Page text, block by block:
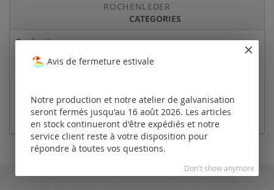
ROCHENLEDER
CATEGORIES
Production
Produits
Le Salon
Showroom
Avis de fermeture estivale
Notre production et notre atelier de galvanisation
seront fermés jusqu'au 16 août 2026. Les articles
en stock continueront d'être expédiés et notre
service client reste à votre disposition pour
répondre à toutes vos questions.
Don't show anymore